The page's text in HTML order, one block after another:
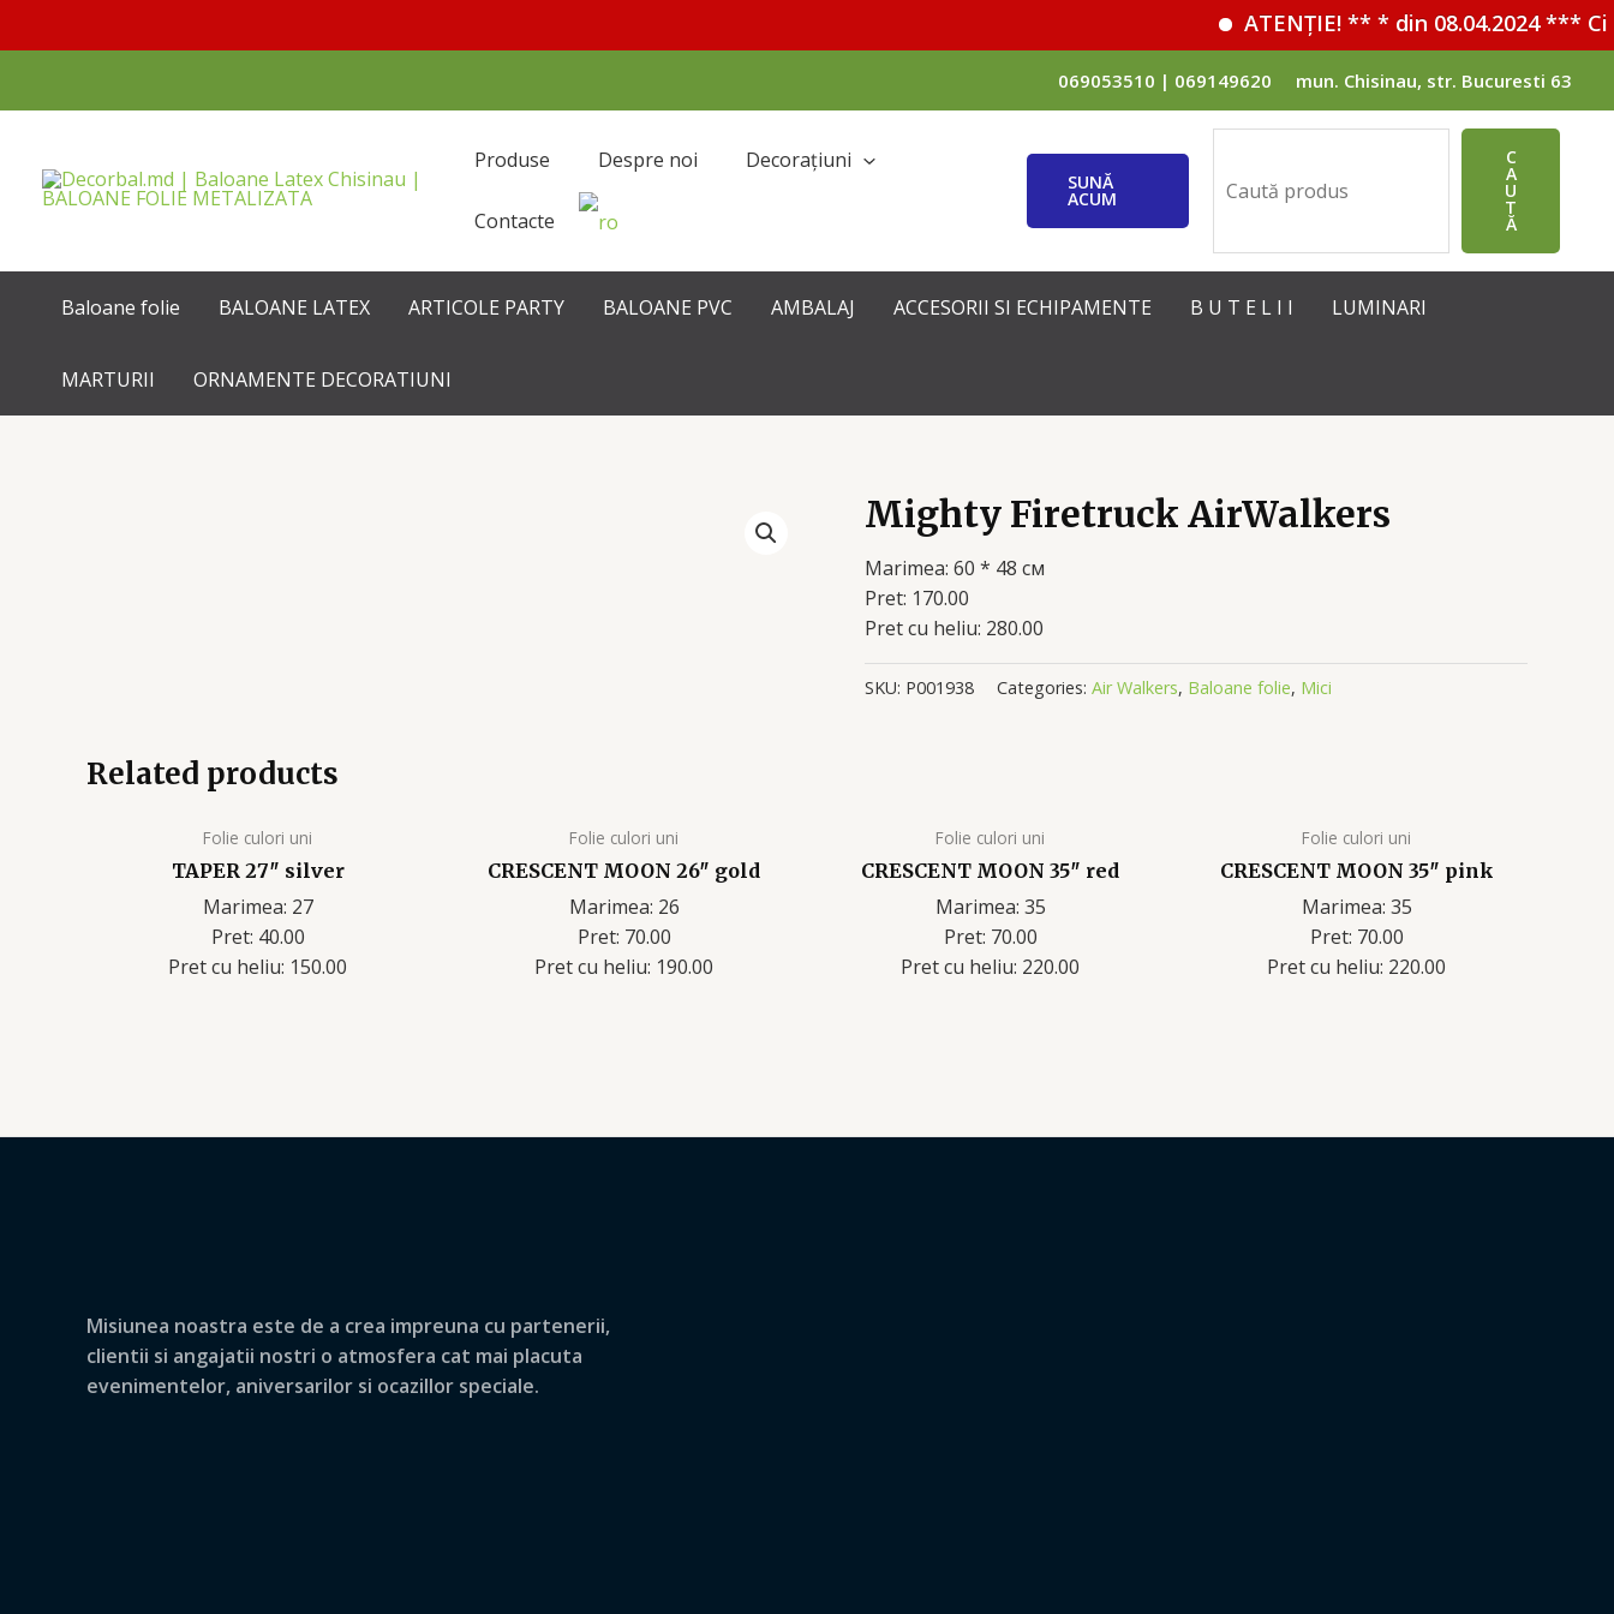
ATENȚIE! ** * din 08.04.2024 ***
069053510 | 069149620 mun. Chisinau, str. Bucuresti 63
Produse Despre noi Decorațiuni
Contacte
SUNĂ
ACUM
C
A
U
T
Ă
Baloane folie BALOANE LATEX ARTICOLE PARTY BALOANE PVC AMBALAJ ACCESORII SI ECHIPAMENTE B U T E L I I LUMINARI
MARTURII ORNAMENTE DECORATIUNI
Mighty Firetruck AirWalkers
Marimea: 60 * 48 см
Pret: 170.00
Pret cu heliu: 280.00
SKU: P001938 Categories: Air Walkers, Baloane folie, Mici
Related products
Folie culori uni
TAPER 27″ silver
Marimea: 27
Pret: 40.00
Pret cu heliu: 150.00
Folie culori uni
CRESCENT MOON 26″ gold
Marimea: 26
Pret: 70.00
Pret cu heliu: 190.00
Folie culori uni
CRESCENT MOON 35″ red
Marimea: 35
Pret: 70.00
Pret cu heliu: 220.00
Folie culori uni
CRESCENT MOON 35″ pink
Marimea: 35
Pret: 70.00
Pret cu heliu: 220.00
Misiunea noastra este de a crea impreuna cu partenerii,
clientii si angajatii nostri o atmosfera cat mai placuta
evenimentelor, aniversarilor si ocazillor speciale.